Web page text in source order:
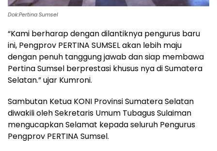
Dok:Pertina Sumsel
“Kami berharap dengan dilantiknya pengurus baru
ini, Pengprov PERTINA SUMSEL akan lebih maju
dengan penuh tanggung jawab dan siap membawa
Pertina Sumsel berprestasi khusus nya di Sumatera
Selatan.” ujar Kumroni.
Sambutan Ketua KONI Provinsi Sumatera Selatan
diwakili oleh Sekretaris Umum Tubagus Sulaiman
mengucapkan Selamat kepada seluruh Pengurus
Pengprov PERTINA Sumsel.